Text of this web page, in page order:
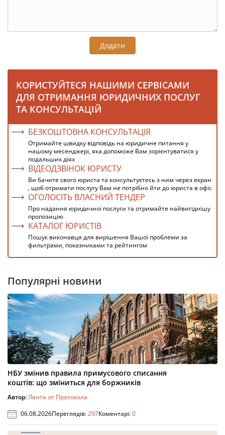
Додати
КОРИСТУЙТЕСЯ НАШИМИ СЕРВІСАМИ
ДЛЯ ОТРИМАННЯ ЮРИДИЧНИХ ПОСЛУГ
ТА КОНСУЛЬТАЦІЙ
БЕЗКОШТОВНА КОНСУЛЬТАЦІЯ
Отримайте швидку відповідь на юридичне питання у
нашому месенджері, яка допоможе Вам зорієнтуватися у
подальших діях
ВІДЕОДЗВІНОК ЮРИСТУ
Ви бачите свого юриста та консультуєтесь з ним через екран
, щоб отримати послугу Вам не потрібно йти до юриста в офіс
ОГОЛОСІТЬ ВЛАСНИЙ ТЕНДЕР
Про надання юридичної послуги та отримайте найвигіднішу
пропозицію
КАТАЛОГ ЮРИСТІВ
Пошук виконавця для вирішення Вашої проблеми за
фильтрами, показниками та рейтингом
Популярні новини
НБУ змінив правила примусового списання
коштів: що зміниться для боржників
Автор:Лента от Протокола
06.08.2026Переглядів:297Коментарі:0